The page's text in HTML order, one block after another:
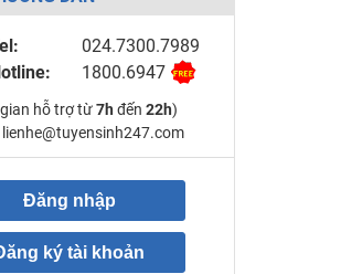
024.7300.7989
1800.6947
hỗ trợ từ7h đến 22h)
lienhe@tuyensinh247.com
Đăng nhập
ký tài khoản